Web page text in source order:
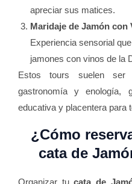
apreciar sus matices.
Maridaje de Jamón con
Experiencia sensorial
jamones con vinos de la
Estos tours suelen ser
gastronomía y enología,
educativa y placentera para
¿Cómo
cata de
Organizar tucata de